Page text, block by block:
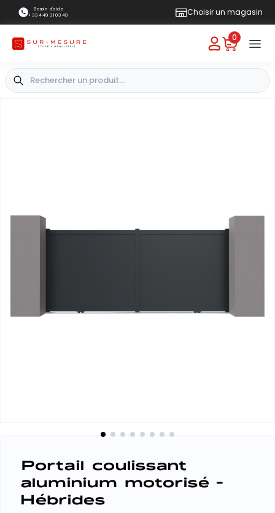
Besoin d'aide
+33 4 49 31 03 49
Choisir un magasin
0
Portail coulissant
aluminium motorisé -
Hébrides